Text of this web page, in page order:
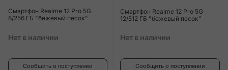
Смартфон Realme 12 Pro 5G
8/256 ГБ "бежевый песок"
Нет в наличии
Сообщить о поступлении
Смартфон Realme 12 Pro 5G
12/512 ГБ "бежевый песок"
Нет в наличии
Сообщить о поступлении